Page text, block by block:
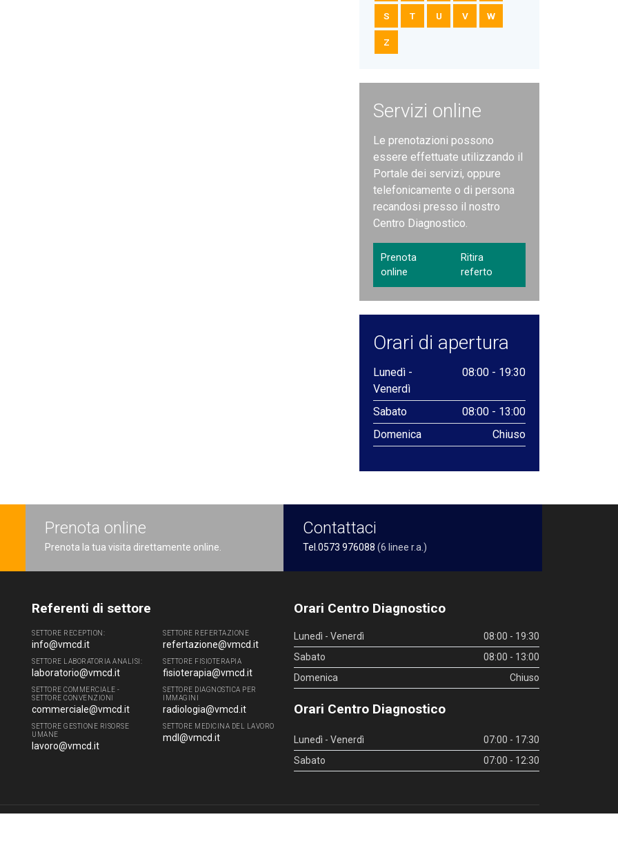
S T U V W
Z
Servizi online
Le prenotazioni possono
essere effettuate utilizzando il
Portale dei servizi, oppure
telefonicamente o di persona
recandosi presso il nostro
Centro Diagnostico.
Prenota
online
Ritira
referto
Orari di apertura
Lunedì -
Venerdì
08:00 - 19:30
Sabato
08:00 - 13:00
Domenica
Chiuso
Prenota online
Prenota la tua visita direttamente online.
Contattaci
Tel.0573 976088 (6 linee r.a.)
Referenti di settore
SETTORE RECEPTION:
info@vmcd.it
SETTORE LABORATORIA ANALISI:
laboratorio@vmcd.it
SETTORE COMMERCIALE -
SETTORE CONVENZIONI
commerciale@vmcd.it
SETTORE GESTIONE RISORSE
UMANE
lavoro@vmcd.it
SETTORE REFERTAZIONE
refertazione@vmcd.it
SETTORE FISIOTERAPIA
fisioterapia@vmcd.it
SETTORE DIAGNOSTICA PER
IMMAGINI
radiologia@vmcd.it
SETTORE MEDICINA DEL LAVORO
mdl@vmcd.it
Orari Centro Diagnostico
Lunedì - Venerdì
08:00 - 19:30
Sabato
08:00 - 13:00
Domenica
Chiuso
Orari Centro Diagnostico
Lunedì - Venerdì
07:00 - 17:30
Sabato
07:00 - 12:30